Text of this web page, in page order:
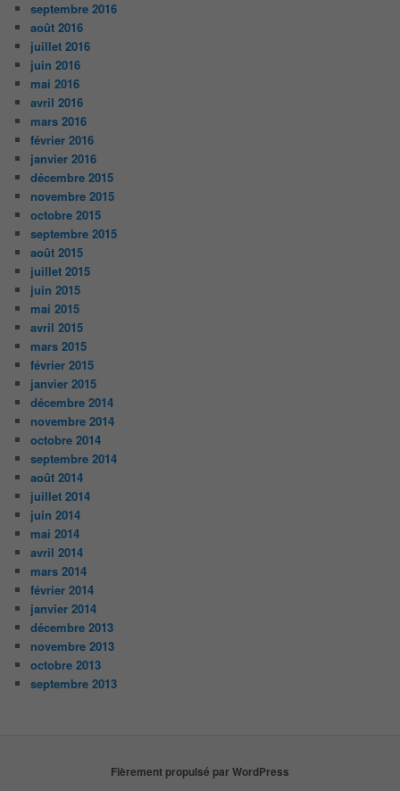
septembre 2016
août 2016
juillet 2016
juin 2016
mai 2016
avril 2016
mars 2016
février 2016
janvier 2016
décembre 2015
novembre 2015
octobre 2015
septembre 2015
août 2015
juillet 2015
juin 2015
mai 2015
avril 2015
mars 2015
février 2015
janvier 2015
décembre 2014
novembre 2014
octobre 2014
septembre 2014
août 2014
juillet 2014
juin 2014
mai 2014
avril 2014
mars 2014
février 2014
janvier 2014
décembre 2013
novembre 2013
octobre 2013
septembre 2013
Fièrement propulsé par WordPress